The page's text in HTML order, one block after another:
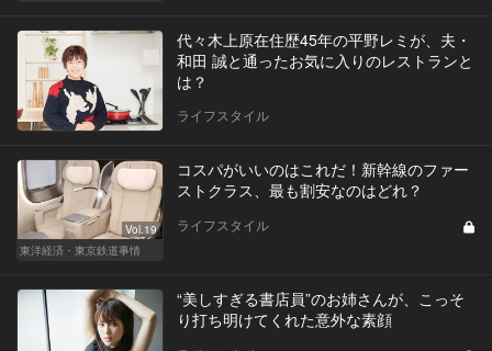
代々木上原在住歴45年の平野レミが、夫・
和田 誠と通ったお気に入りのレストランと
は？
ライフスタイル
Vol.19
東洋経済・東京鉄道事情
コスパがいいのはこれだ！新幹線のファー
ストクラス、最も割安なのはどれ？
ライフスタイル
“美しすぎる書店員”のお姉さんが、こっそ
り打ち明けてくれた意外な素顔